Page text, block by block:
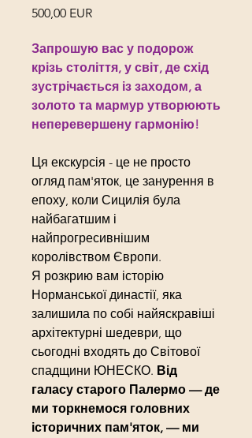
500,00 EURЦіна
Запрошую вас у подорож
крізь століття, у світ, де схід
зустрічається із заходом, а
золото та мармур утворюють
неперевершену гармонію!
Ця екскурсія - це не просто
огляд пам'яток, це занурення в
епоху, коли Сицилія була
найбагатшим і
найпрогресивнішим
королівством Європи.
Я розкрию вам історію
Норманської династії, яка
залишила по собі найяскравіші
архітектурні шедеври, що
сьогодні входять до Світової
спадщини ЮНЕСКО. Від
галасу старого Палермо — де
ми торкнемося головних
історичних пам'яток, — ми